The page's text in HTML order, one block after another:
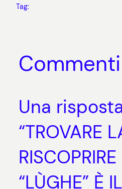
Tag:
Commenti
Una
“TROVARE
“LÙGHE” È